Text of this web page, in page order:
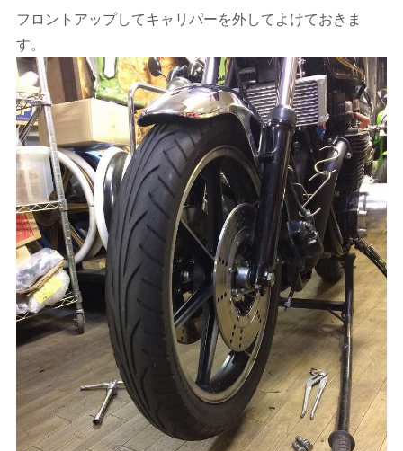
フロントアップしてキャリパーを外してよけておきま
す。